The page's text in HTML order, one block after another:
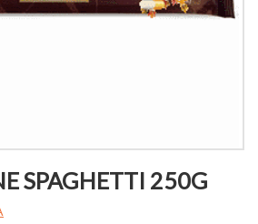
SPAGHETTI 250G